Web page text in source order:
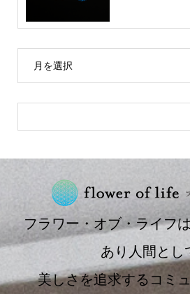
月を選択
フラワー・オブ・ライフ
あり人間とし
美しさを追求するコミ